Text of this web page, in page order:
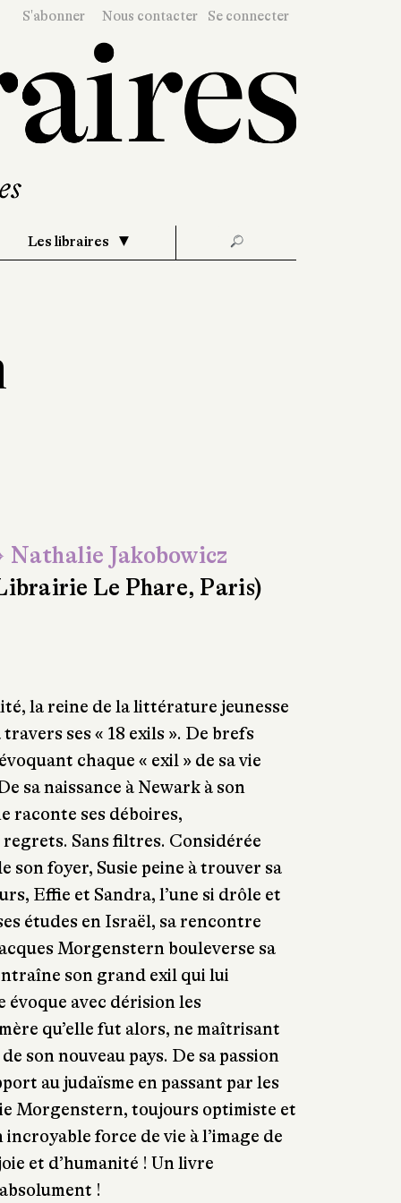
S'abonner Nous contacter Se connecter
Les libraires 🔎
Jakobowicz
Le Phare, Paris)
la reine de la littérature jeunesse
ses « 18 exils ». De brefs
chaque « exil » de sa vie
sa naissance à Newark à son
raconte ses déboires,
Sans filtres. Considérée
son foyer, Susie peine à trouver sa
Effie et Sandra, l’une si drôle et
études en Israël, sa rencontre
Morgenstern bouleverse sa
son grand exil qui lui
avec dérision les
qu’elle fut alors, ne maîtrisant
son nouveau pays. De sa passion
au judaïsme en passant par les
Morgenstern, toujours optimiste et
force de vie à l’image de
et d’humanité ! Un livre
!